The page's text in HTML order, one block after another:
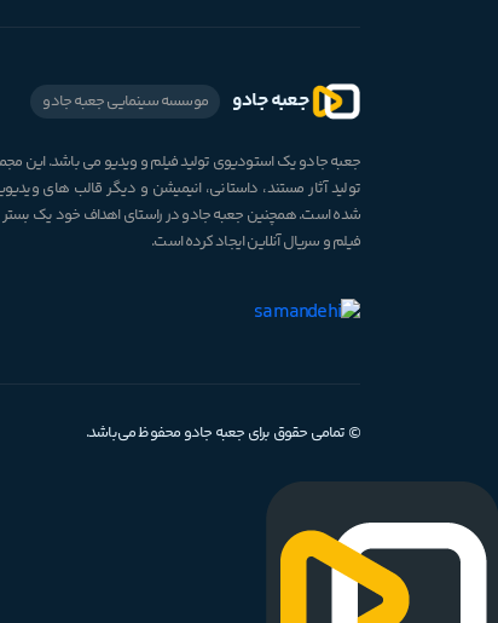
جعبه جادو موسسه سینمایی جعبه جادو
جعبه جادو یک استودیوی تولید فیلم و ویدیو می باشد. این
تولید آثار مستند، داستانی، انیمیشن و دیگر قالب های
شده است. همچنین جعبه جادو در راستای اهداف خود یک بستر
فیلم و سریال آنلاین ایجاد کرده است.
© تمامی حقوق برای جعبه جادو محفوظ می‌باشد.